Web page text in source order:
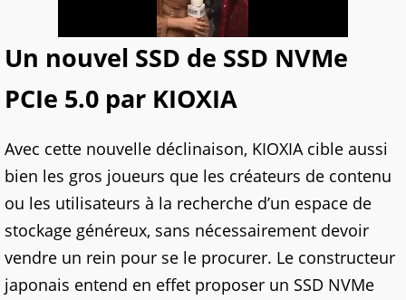
Un nouvel SSD de SSD NVMe
PCIe 5.0 par KIOXIA
Avec cette nouvelle déclinaison, KIOXIA cible aussi
bien les gros joueurs que les créateurs de contenu
ou les utilisateurs à la recherche d’un espace de
stockage généreux, sans nécessairement devoir
vendre un rein pour se le procurer. Le constructeur
japonais entend en effet proposer un SSD NVMe